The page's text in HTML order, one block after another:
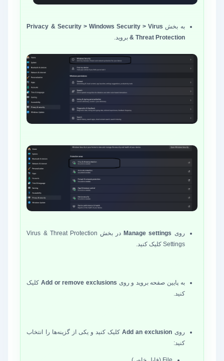
به بخشPrivacy & Security > Windows Security > Virus
& Threat Protectionبروید.
رویManage settings
در بخش Virus & Threat Protection
Settings کلیک کنید.
به پایین صفحه بروید و رویAdd or remove exclusionsکلیک
کنید.
رویAdd an exclusionکلیک کنید و یکی از گزینه‌ها را انتخاب
کنید: